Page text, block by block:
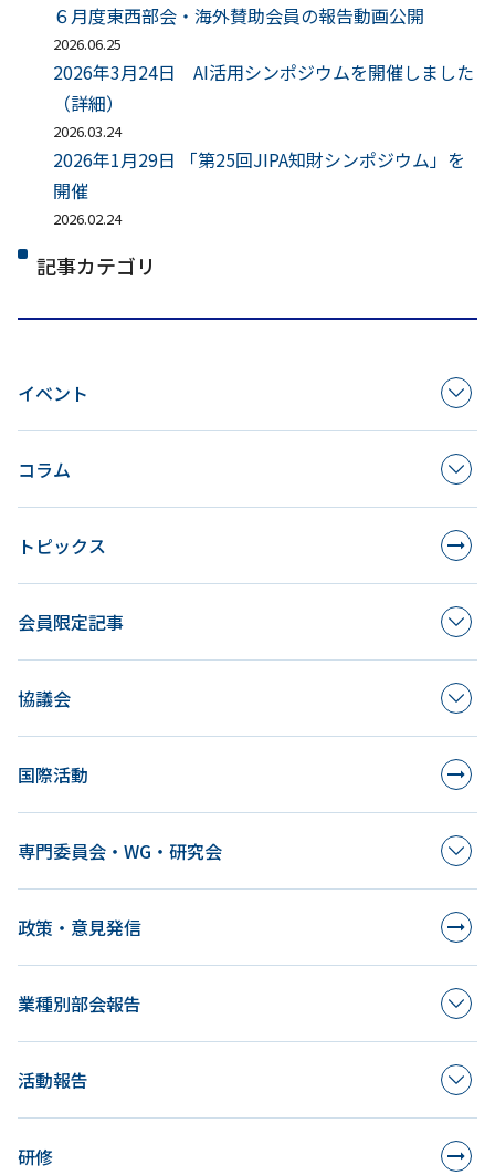
６月度東西部会・海外賛助会員の報告動画公開
2026.06.25
2026年3月24日 AI活用シンポジウムを開催しました
（詳細）
2026.03.24
2026年1月29日 「第25回JIPA知財シンポジウム」を
開催
2026.02.24
記事カテゴリ
イベント
コラム
トピックス
会員限定記事
協議会
国際活動
専門委員会・WG・研究会
政策・意見発信
業種別部会報告
活動報告
研修